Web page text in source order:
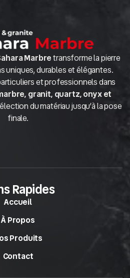
Marbretransforme la pierre
uniques, durables et élégantes.
et professionnels dans
granit, quartz, onyx et
du matériau jusqu’à la pose
finale.
Rapides
Accueil
À Propos
Produits
Contact